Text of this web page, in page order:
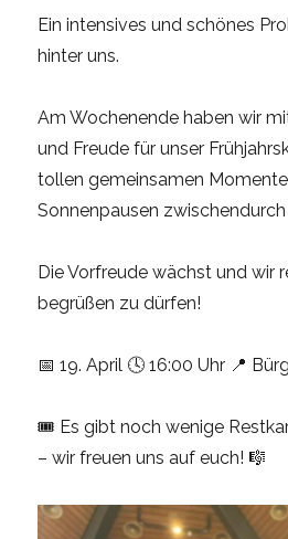
Ein intensives und schönes
hinter uns.
Am Wochenende haben wir
und Freude für unser
tollen gemeinsamen
Sonnenpausen zwischendurch
Die Vorfreude wächst und wir
begrüßen zu dürfen!
📅 19. April 🕓 16:00 Uhr 📍
🎟️ Es gibt noch wenige
– wir freuen uns auf euch! 🎼